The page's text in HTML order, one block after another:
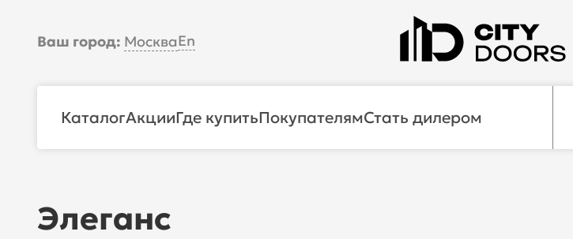
Ваш город: МоскваEn
КаталогАкцииГде купитьПокупателямСтать дилером
Элеганс